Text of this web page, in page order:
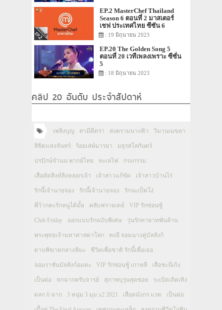
EP.2 MasterChef Thailand
Season 6 ตอนที่ 2 มาสเตอร์
เชฟ ประเทศไทย ซีซัน 6
: 19 มิถุนายน 2023
EP.20 The Golden Song 5
ตอนที่ 20 เวทีเพลงเพราะ ซีซั่น
5
: 18 มิถุนายน 2023
คลิป 20 อันดับ ประจำสัปดาห์
เพลิงบุญ สามีตีตรา สงครามนางฟ้า วิมานเมขลา
ลิขิตแห่งจันทร์ ร้อยเล่ห์มารยา มธุรสโลกันตร์
ปรปักษ์จำนน พากย์ไทย ทะเลไฟ กรงกรรม
เสือตัดสิงห์ลิงหลอกเจ้า เจ้าสาวแก้ขัด เจ้าสาวบ้านไร่
รักนี้เจ้านายจอง รักนี้เจ้านายจอง รักนะเป็ดโง่
พี่ว้ากคะรักหนูได้มั้ย คลับฟรายเดย์ VIP รักซ่อนชู้
Club Friday ออกแบบรักฉบับพิเศษ วุ่นรักทายาทพันล้าน
พระพุทธเจ้ามหาศาสดาโลก ทงอี จอมนางคู่บัลลังก์
ดาบพิฆาตกลางหิมะ ชีวิตเพื่อชาติ รักนี้เพื่อเธอ
จอมราชันบัลลังก์อมตะ VIP รักซ่อนชู้ เกาหลี เสือชะนีเก้ง
เป็นต่อ หกฉากครับจารย์ สุภาพบุรุษสุดซอย ระเบิดเถิดเทิง
ตลก 6 ฉาก 3 หนุ่ม 3 มุม x2 2021 เลือดมังกร แรด เป็นต่อ